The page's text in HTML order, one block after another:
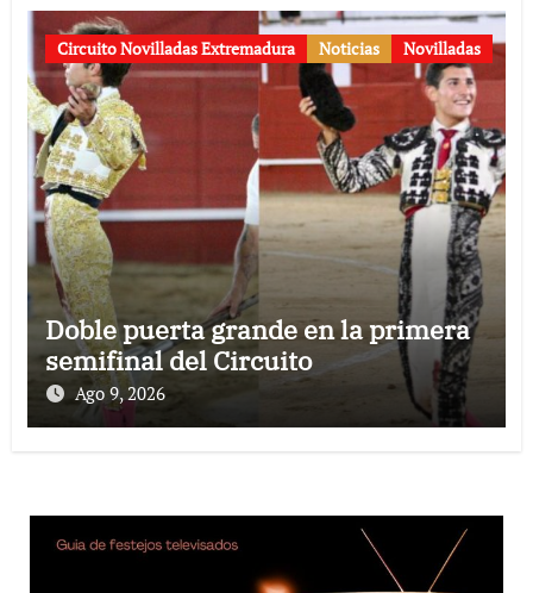
Circuito Novilladas Extremadura Noticias Novilladas
Doble puerta grande en la primera
semifinal del Circuito
Ago 9, 2026